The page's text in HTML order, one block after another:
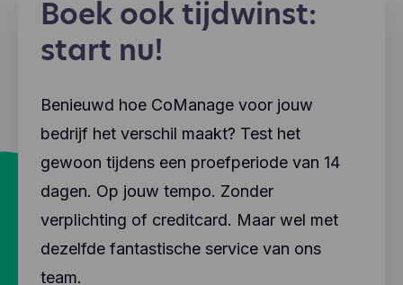
Boek ook tijdwinst:
start nu!
Benieuwd hoe CoManage voor jouw
bedrijf het verschil maakt? Test het
gewoon tijdens een proefperiode van 14
dagen. Op jouw tempo. Zonder
verplichting of creditcard. Maar wel met
dezelfde fantastische service van ons
team.